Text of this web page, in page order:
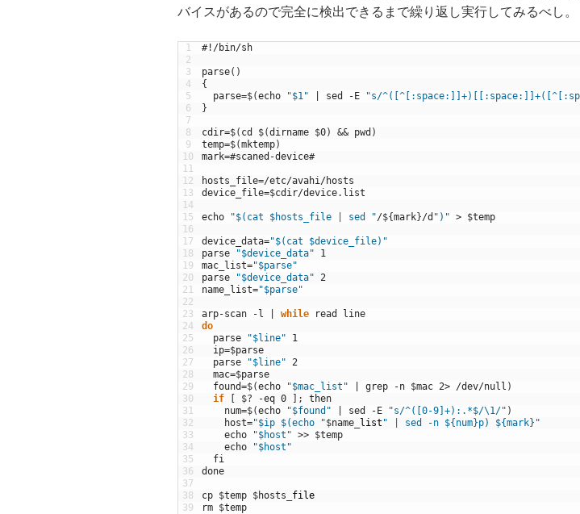
バイスがあるので完全に検出できるまで繰り返し実行してみるべし。
1
2
3
4
5
6
7
8
9
10
11
12
13
14
15
16
17
18
19
20
21
22
23
24
25
26
27
28
29
30
31
32
33
34
35
36
37
38
39
#!/bin/sh
parse( )
{
parse=$(echo "$1" sed -E "s/
}
cdir=$( cd $(dirname $0) && pwd )
temp=$(mktemp)
mark=#scaned-device#
hosts_file=/etc/avahi /hosts
device_file=$cdir/device. list
echo "$(cat $hosts_file | sed "/${mark}/d ")" > $temp
device_data="$(cat $device_file)"
parse
"$device_data"
1
mac_list="$parse"
parse
"$device_data"
2
name_list="$parse"
arp-scan -l while read
line
do
parse
"$line"
1
ip=$parse
parse
"$line"
2
mac=$parse
found=$(echo "$mac_list" grep -n $mac 2> /dev/null )
if
[ $? -eq 0 ] ;
then
num=$(echo "$found" sed -E "s/^([0-9]+):.*$/\1/" )
host="$ip $(echo "$name list " | sed -n ${num}p) ${mark}"
echo
"$host" >> $temp
echo
"$host"
fi
done
cp $temp $hosts
file
rm $temp